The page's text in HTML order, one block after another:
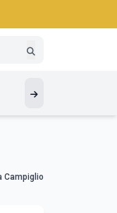
Campiglio